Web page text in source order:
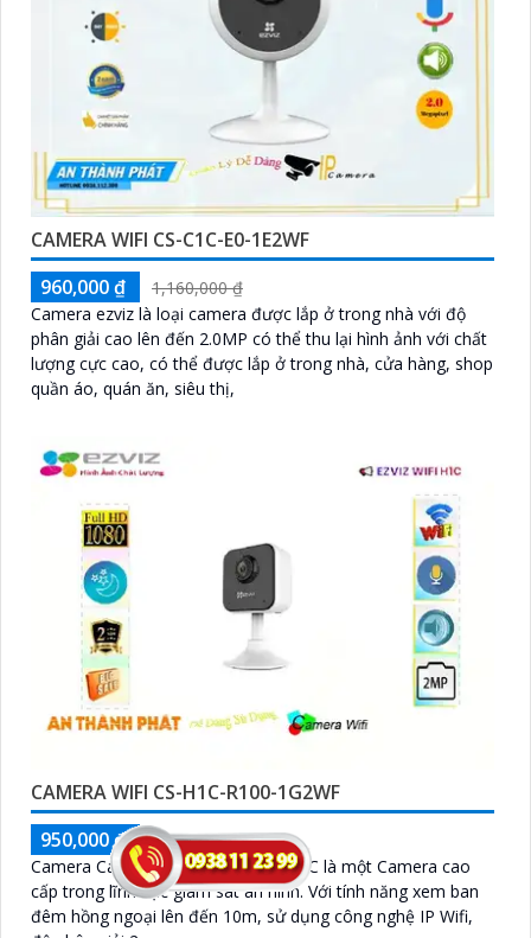
CAMERA WIFI CS-C1C-E0-1E2WF
960,000 ₫
1,160,000 ₫
Camera ezviz là loại camera được lắp ở trong nhà với độ
phân giải cao lên đến 2.0MP có thể thu lại hình ảnh với chất
lượng cực cao, có thể được lắp ở trong nhà, cửa hàng, shop
quần áo, quán ăn, siêu thị,
CAMERA WIFI CS-H1C-R100-1G2WF
950,000 ₫
1,150,000 ₫
Camera Camera Quan Sát EZVIZ H1C là một Camera cao
cấp trong lĩnh vực giám sát an ninh. Với tính năng xem ban
đêm hồng ngoại lên đến 10m, sử dụng công nghệ IP Wifi,